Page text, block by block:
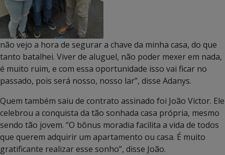
não vejo a hora de segurar a chave da minha casa, do que
tanto batalhei. Viver de aluguel, não poder mexer em nada,
é muito ruim, e com essa oportunidade isso vai ficar no
passado, pois será nosso, nosso lar”, disse Adanys.
Quem também saiu de contrato assinado foi João Victor. Ele
celebrou a conquista da tão sonhada casa própria, mesmo
sendo tão jovem. “O bônus moradia facilita a vida de todos
que querem adquirir um apartamento ou casa. É muito
gratificante realizar esse sonho”, disse João.